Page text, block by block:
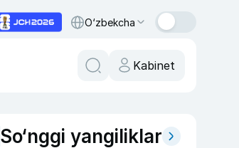
O‘zbekcha
Kabinet
So‘nggi yangiliklar